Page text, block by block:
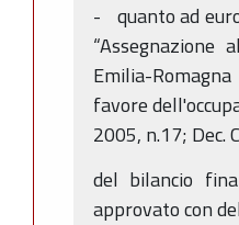
- quanto ad
Emilia-
favore
2005, n.17; Dec.
del bilancio
approvato con